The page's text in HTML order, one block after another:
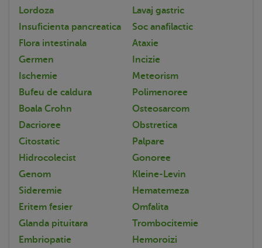
Lordoza
Lavaj gastric
Insuficienta pancreatica
Soc anafilactic
Flora intestinala
Ataxie
Germen
Incizie
Ischemie
Meteorism
Bufeu de caldura
Polimenoree
Boala Crohn
Osteosarcom
Dacrioree
Obstretica
Citostatic
Palpare
Hidrocolecist
Gonoree
Genom
Kleine-Levin
Sideremie
Hematemeza
Eritem fesier
Omfalita
Glanda pituitara
Trombocitemie
Embriopatie
Hemoroizi